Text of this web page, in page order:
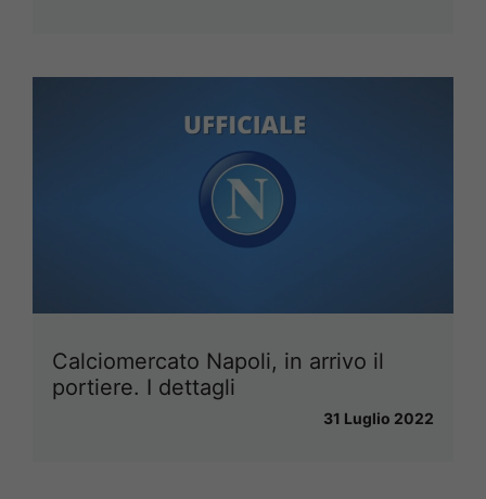
Calciomercato Napoli, in arrivo il
portiere. I dettagli
31 Luglio 2022